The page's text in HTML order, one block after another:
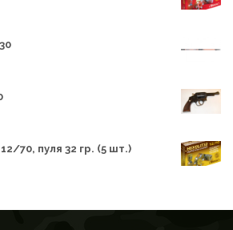
прицелы
видения
70, пуля 32 гр. (5 шт.)